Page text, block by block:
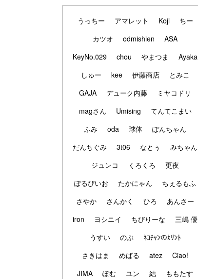
うっちー アマレット Koji
ちー
カツオ
odmishien
ASA
KeyNo.029
chou やまつま
Ayaka
しゅー
kee 伊藤商店
とみこ
GAJA
デューク内藤
ミヤコドリ
magさん
Umising
てんてこまい
ふみ
oda 球体
ぽんちゃん
だんちぐみ
3t06 なとぅ
みちゃん
ジュンコ
くろくろ
更夜
ぽるぴいお
たかにゃん
ちぇるもふ
さやか
さんかく ひろ
あんさー
iron
ヨシニイ ちびりーな
三嶋 優
うすい
のぶ
ﾈｺﾁｬﾝのｶﾘﾝﾄ
さきはま
めばる atez
Ciao!
JIMA
ぽむ ユン 結
ももたす